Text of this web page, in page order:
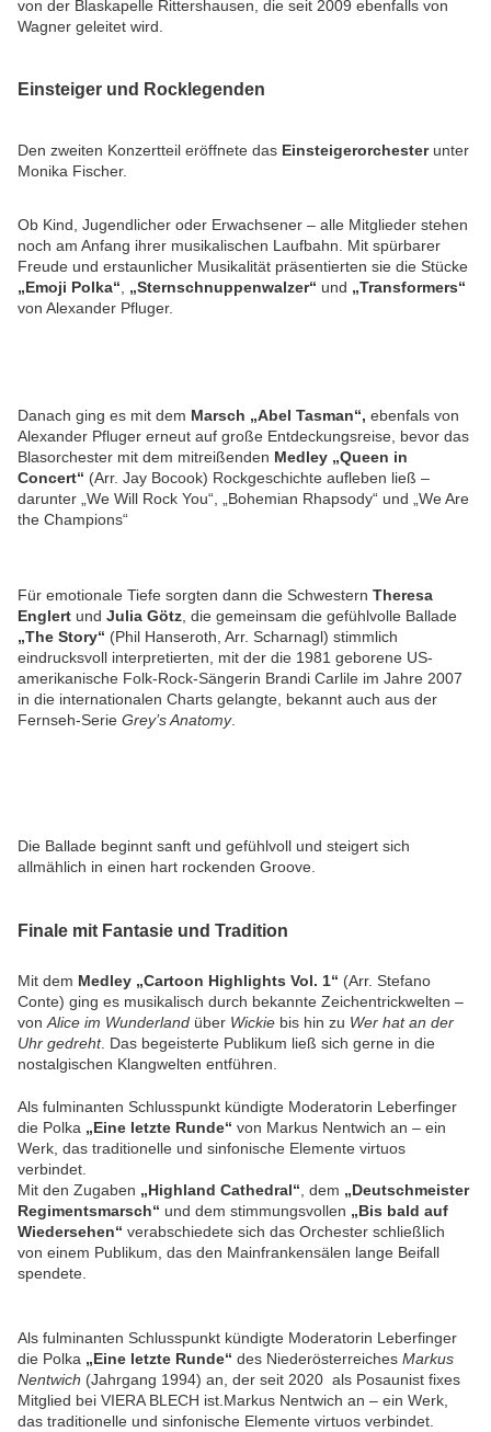
von der Blaskapelle Rittershausen, die seit 2009 ebenfalls von
Wagner geleitet wird.
Einsteiger und Rocklegenden
Den zweiten Konzertteil eröffnete das Einsteigerorchesterunter
Monika Fischer.
Ob Kind, Jugendlicher oder Erwachsener – alle Mitglieder stehen
noch am Anfang ihrer musikalischen Laufbahn. Mit spürbarer
Freude und erstaunlicher Musikalität präsentierten sie die Stücke
„Emoji Polka“, „Sternschnuppenwalzer“ und „Transformers“
von Alexander Pfluger.
Danach ging es mit dem Marsch „Abel Tasman“, ebenfals von
Alexander Pfluger erneut auf große Entdeckungsreise, bevor das
Blasorchester mit dem mitreißenden Medley „Queen in
Concert“ (Arr. Jay Bocook) Rockgeschichte aufleben ließ –
darunter „We Will Rock You“, „Bohemian Rhapsody“ und „We Are
the Champions“
Für emotionale Tiefe sorgten dann die Schwestern Theresa
Englert und Julia Götz, die gemeinsam die gefühlvolle Ballade
„The Story“ (Phil Hanseroth, Arr. Scharnagl) stimmlich
eindrucksvoll interpretierten, mit der die 1981 geborene US-
amerikanische Folk-Rock-Sängerin Brandi Carlile im Jahre 2007
in die internationalen Charts gelangte, bekannt auch aus der
Fernseh-Serie Grey’s Anatomy.
Die Ballade beginnt sanft und gefühlvoll und steigert sich
allmählich in einen hart rockenden Groove.
Finale mit Fantasie und Tradition
Mit dem Medley „Cartoon Highlights Vol. 1“ (Arr. Stefano
Conte) ging es musikalisch durch bekannte Zeichentrickwelten –
von Alice im Wunderland über Wickie bis hin zu Wer hat an der
Uhr gedreht. Das begeisterte Publikum ließ sich gerne in die
nostalgischen Klangwelten entführen.
Als fulminanten Schlusspunkt kündigte Moderatorin Leberfinger
die Polka „Eine letzte Runde“ von Markus Nentwich an – ein
Werk, das traditionelle und sinfonische Elemente virtuos
verbindet.
Mit den Zugaben „Highland Cathedral“ , dem „Deutschmeister
Regimentsmarsch“ und dem stimmungsvollen „Bis bald auf
Wiedersehen“ verabschiedete sich das Orchester schließlich
von einem Publikum, das den Mainfrankensälen lange Beifall
spendete.
Als fulminanten Schlusspunkt kündigte Moderatorin Leberfinger
die Polka „Eine letzte Runde“ des Niederösterreiches Markus
Nentwich (Jahrgang 1994) an, der seit 2020 als Posaunist fixes
Mitglied bei VIERA BLECH ist.Markus Nentwich an – ein Werk,
das traditionelle und sinfonische Elemente virtuos verbindet.